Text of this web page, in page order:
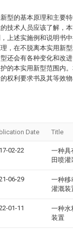
型的基本原理和主要
技术人员应该了解，
上述实施例和说明书
，在不脱离本实用新
还会有各种变化和改
的本实用新型范围内
权利要求书及其等效物
Date Title
02-22
一种具
田喷灌
06-29
一种移
灌溉装
01-11
一种水
装置